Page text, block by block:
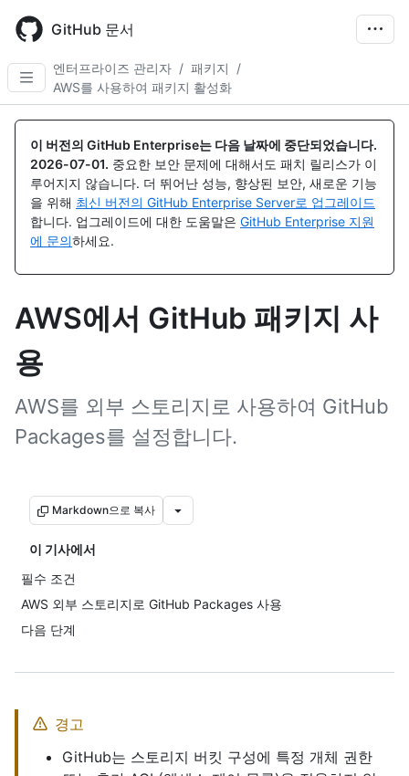
main
content
GitHub 문서
엔터프라이즈 관리자 / 패키지
/
AWS를 사용하여 패키지 활성화
이 버전의 GitHub Enterprise는 다음 날짜에 중단되었습니다.
2026-07-01. 중요한 보안 문제에 대해서도 패치 릴리스가 이
루어지지 않습니다. 더 뛰어난 성능, 향상된 보안, 새로운 기능
을 위해 최신 버전의 GitHub Enterprise Server로 업그레이드
합니다. 업그레이드에 대한 도움말은 GitHub Enterprise 지원
에 문의하세요.
AWS에서 GitHub 패키지 사
용
AWS를 외부 스토리지로 사용하여 GitHub
Packages를 설정합니다.
Markdown으로 복사
이 기사에서
필수 조건
AWS 외부 스토리지로 GitHub Packages 사용
다음 단계
경고
GitHub는 스토리지 버킷 구성에 특정 개체 권한